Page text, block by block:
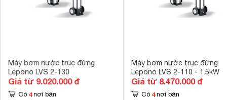
Máy bơm nước trục đứng
Lepono LVS 2-130
Giá từ 9.020.000 đ
Có 4 nơi bán
Máy bơm nước trục đứng
Lepono LVS 2-110 - 1.5kW
Giá từ 8.470.000 đ
Có 4 nơi bán